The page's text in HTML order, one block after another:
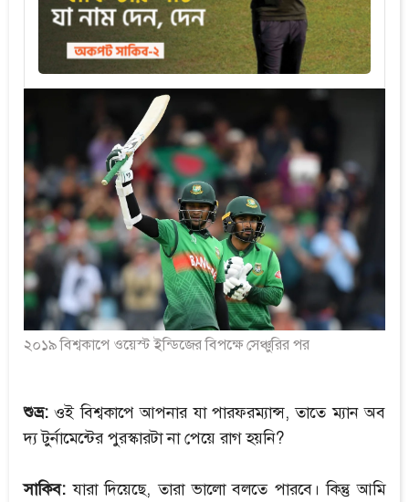
২০১৯ বিশ্বকাপে ওয়েস্ট ইন্ডিজের বিপক্ষে সেঞ্চুরির পর
শুভ্র: ওই বিশ্বকাপে আপনার যা পারফরম্যান্স, তাতে ম্যান অব
দ্য টুর্নামেন্টের পুরস্কারটা না পেয়ে রাগ হয়নি?
সাকিব: যারা দিয়েছে, তারা ভালো বলতে পারবে। কিন্তু আমি